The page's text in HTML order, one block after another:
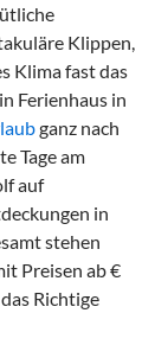
Klippen,
Klima fast das
Ferienhaus in
ganz nach
Tage am
auf
in
stehen
Preisen ab €
Richtige